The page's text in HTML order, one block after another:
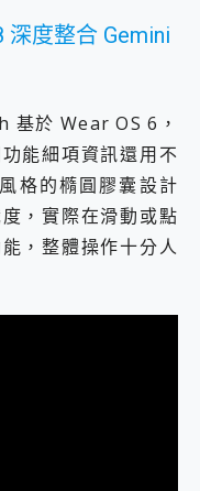
深度整合 Gemini
基於 Wear OS 6，
能細項資訊還用不
格的橢圓膠囊設計
，實際在滑動或點
，整體操作十分人